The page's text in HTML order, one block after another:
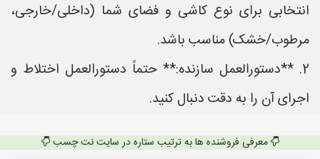
انتخابی برای نوع کاشی و فضای شما (داخلی/خارجی،
مرطوب/خشک) مناسب باشد.
2. **دستورالعمل سازنده:** حتماً دستورالعمل اختلاط و
اجرای آن را به دقت دنبال کنید.
معرفی فروشنده ها به ترتیب ستاره در سایت نت چسب